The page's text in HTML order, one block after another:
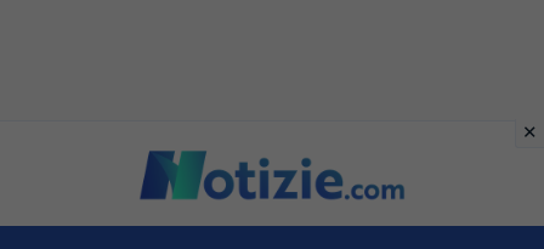
contenuto